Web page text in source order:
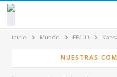
contenido
Inicio Mundo EE.UU
NUESTRAS